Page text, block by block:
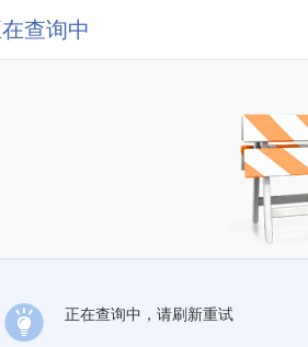
查询中
正在查询中，请刷新重试